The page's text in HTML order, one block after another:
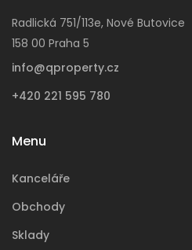
Radlická 751/113e, Nové Butovice
158 00 Praha 5
info@qproperty.cz
+420 221 595 780
Menu
Kanceláře
Obchody
Sklady